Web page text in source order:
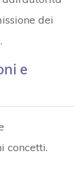
dei
e
concetti.